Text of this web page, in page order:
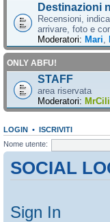
Destinazioni
Recensioni,
arrivare, foto e
Moderatori: Mari
ONLY ABFU!
STAFF
area riservata
Moderatori:
LOGIN • ISCRIVITI
Nome utente:
SOCIAL
Sign In